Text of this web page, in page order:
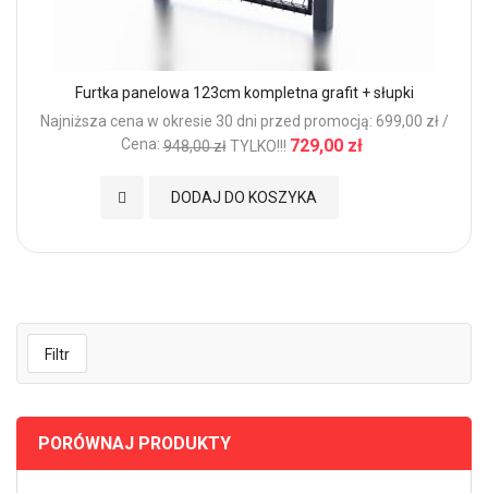
Furtka panelowa 123cm kompletna grafit + słupki
Najniższa cena w okresie 30 dni przed promocją: 699,00 zł /
Cena: 948,00 zł TYLKO!!! 729,00 zł
DODAJ DO KOSZYKA
Dodaj do Ulubionych
Filtr
PORÓWNAJ PRODUKTY